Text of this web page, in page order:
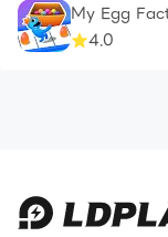
My Egg
4.0